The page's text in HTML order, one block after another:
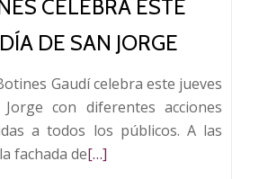
CELEBRA ESTE
DE SAN JORGE
Gaudí celebra este jueves
con diferentes acciones
a todos los públicos. A las
fachada deLeer
[…]